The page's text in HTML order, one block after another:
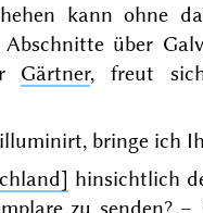
kann ohne
über
Gärtner, freut
bringe ich
hinsichtlich
zu senden?